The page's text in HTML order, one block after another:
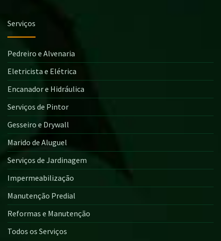
Serviços
Pedreiro e Alvenaria
Eletricista e Elétrica
Encanador e Hidráulica
Serviços de Pintor
Gesseiro e Drywall
Marido de Aluguel
Serviços de Jardinagem
Impermeabilização
Manutenção Predial
Reformas e Manutenção
Todos os Serviços